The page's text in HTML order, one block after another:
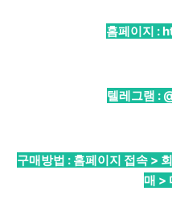
홈페이지 :
텔레그램 :
구매방법 : 홈페이지 접속 >
매 >